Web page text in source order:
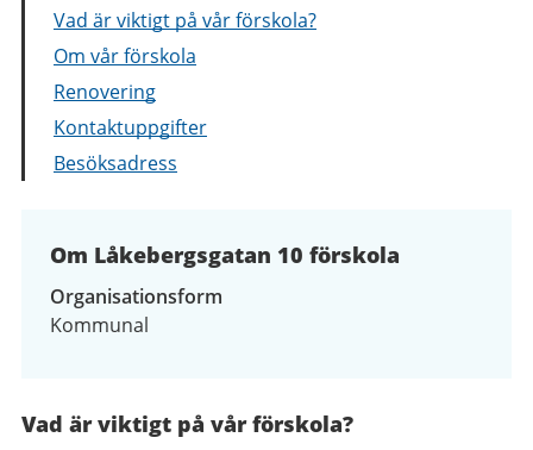
Vad är viktigt på vår förskola?
Om vår förskola
Renovering
Kontaktuppgifter
Besöksadress
Om Låkebergsgatan 10 förskola
Organisationsform
Kommunal
Vad är viktigt på vår förskola?